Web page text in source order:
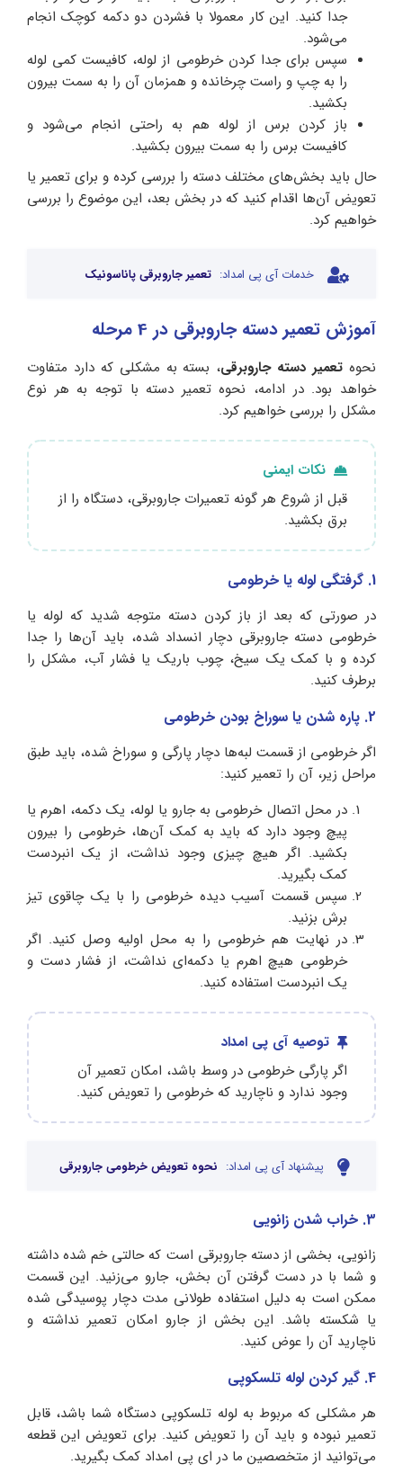
جدا کنید. این کار معمولا با فشردن دو دکمه کوچک انجام
می‌شود.
سپس برای جدا کردن خرطومی از لوله، کافیست کمی لوله
را به چپ و راست چرخانده و همزمان آن را به سمت بیرون
بکشید.
باز کردن برس از لوله هم به راحتی انجام می‌شود و
کافیست برس را به سمت بیرون بکشید.
حال باید بخش‌های مختلف دسته را بررسی کرده و برای تعمیر یا
تعویض آن‌ها اقدام کنید که در بخش بعد، این موضوع را بررسی
خواهیم کرد.
خدمات آی پی امداد: تعمیر جاروبرقی پاناسونیک
آموزش تعمیر دسته جاروبرقی در 4 مرحله
نحوه تعمیر دسته جاروبرقی، بسته به مشکلی که دارد متفاوت
خواهد بود. در ادامه، نحوه تعمیر دسته با توجه به هر نوع
مشکل را بررسی خواهیم کرد.
نکات ایمنی
قبل از شروع هر گونه تعمیرات جاروبرقی، دستگاه را از
برق بکشید.
1. گرفتگی لوله یا خرطومی
در صورتی که بعد از باز کردن دسته متوجه شدید که لوله یا
خرطومی دسته جاروبرقی دچار انسداد شده، باید آن‌ها را جدا
کرده و با کمک یک سیخ، چوب باریک یا فشار آب، مشکل را
برطرف کنید.
2. پاره شدن یا سوراخ بودن خرطومی
اگر خرطومی از قسمت لبه‌ها دچار پارگی و سوراخ شده، باید طبق
مراحل زیر، آن را تعمیر کنید:
در محل اتصال خرطومی به جارو یا لوله، یک دکمه، اهرم یا
پیچ وجود دارد که باید به کمک آن‌ها، خرطومی را بیرون
بکشید. اگر هیچ چیزی وجود نداشت، از یک انبردست
کمک بگیرید.
سپس قسمت آسیب دیده خرطومی را با یک چاقوی تیز
برش بزنید.
در نهایت هم خرطومی را به محل اولیه وصل کنید. اگر
خرطومی هیچ اهرم یا دکمه‌ای نداشت، از فشار دست و
یک انبردست استفاده کنید.
توصیه آی پی امداد
اگر پارگی خرطومی در وسط باشد، امکان تعمیر آن
وجود ندارد و ناچارید که خرطومی را تعویض کنید.
پیشنهاد آی پی امداد: نحوه تعویض خرطومی جاروبرقی
3. خراب شدن زانویی
زانویی، بخشی از دسته جاروبرقی است که حالتی خم شده داشته
و شما با در دست گرفتن آن بخش، جارو می‌زنید. این قسمت
ممکن است به دلیل استفاده طولانی مدت دچار پوسیدگی شده
یا شکسته باشد. این بخش از جارو امکان تعمیر نداشته و
ناچارید آن را عوض کنید.
4. گیر کردن لوله تلسکوپی
هر مشکلی که مربوط به لوله تلسکوپی دستگاه شما باشد، قابل
تعمیر نبوده و باید آن را تعویض کنید. برای تعویض این قطعه
می‌توانید از متخصصین ما در ای پی امداد کمک بگیرید.